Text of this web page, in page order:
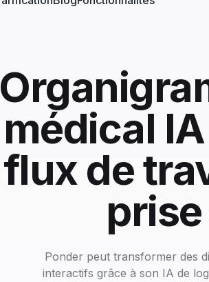
médical
flux de
Ponder peut transformer des
interactifs grâce à son IA de